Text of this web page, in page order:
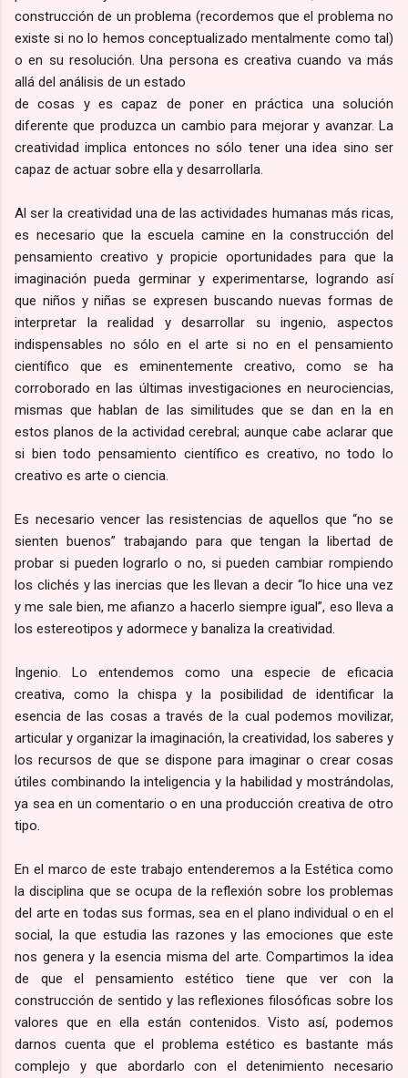
construcción de un problema (recordemos que el problema no
existe si no lo hemos conceptualizado mentalmente como tal)
o en su resolución. Una persona es creativa cuando va más
allá del análisis de un estado
de cosas y es capaz de poner en práctica una solución
diferente que produzca un cambio para mejorar y avanzar. La
creatividad implica entonces no sólo tener una idea sino ser
capaz de actuar sobre ella y desarrollarla.
Al ser la creatividad una de las actividades humanas más ricas,
es necesario que la escuela camine en la construcción del
pensamiento creativo y propicie oportunidades para que la
imaginación pueda germinar y experimentarse, logrando así
que niños y niñas se expresen buscando nuevas formas de
interpretar la realidad y desarrollar su ingenio, aspectos
indispensables no sólo en el arte si no en el pensamiento
científico que es eminentemente creativo, como se ha
corroborado en las últimas investigaciones en neurociencias,
mismas que hablan de las similitudes que se dan en la en
estos planos de la actividad cerebral; aunque cabe aclarar que
si bien todo pensamiento científico es creativo, no todo lo
creativo es arte o ciencia.
Es necesario vencer las resistencias de aquellos que “no se
sienten buenos” trabajando para que tengan la libertad de
probar si pueden lograrlo o no, si pueden cambiar rompiendo
los clichés y las inercias que les llevan a decir “lo hice una vez
y me sale bien, me afianzo a hacerlo siempre igual”, eso lleva a
los estereotipos y adormece y banaliza la creatividad.
Ingenio. Lo entendemos como una especie de eficacia
creativa, como la chispa y la posibilidad de identificar la
esencia de las cosas a través de la cual podemos movilizar,
articular y organizar la imaginación, la creatividad, los saberes y
los recursos de que se dispone para imaginar o crear cosas
útiles combinando la inteligencia y la habilidad y mostrándolas,
ya sea en un comentario o en una producción creativa de otro
tipo.
En el marco de este trabajo entenderemos a la Estética como
la disciplina que se ocupa de la reflexión sobre los problemas
del arte en todas sus formas, sea en el plano individual o en el
social, la que estudia las razones y las emociones que este
nos genera y la esencia misma del arte. Compartimos la idea
de que el pensamiento estético tiene que ver con la
construcción de sentido y las reflexiones filosóficas sobre los
valores que en ella están contenidos. Visto así, podemos
darnos cuenta que el problema estético es bastante más
complejo y que abordarlo con el detenimiento necesario